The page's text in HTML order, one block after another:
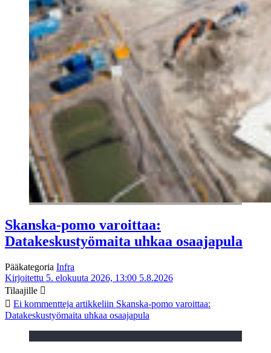
Skanska-pomo varoittaa:
Datakeskustyömaita uhkaa osaajapula
Pääkategoria Infra
Kirjoitettu 5. elokuuta 2026, 13:00 5.8.2026
Tilaajille
Ei kommentteja artikkeliin Skanska-pomo varoittaa:
Datakeskustyömaita uhkaa osaajapula